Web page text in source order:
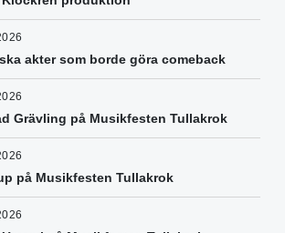
akter som borde göra comeback
Grävling på Musikfesten Tullakrok
på Musikfesten Tullakrok